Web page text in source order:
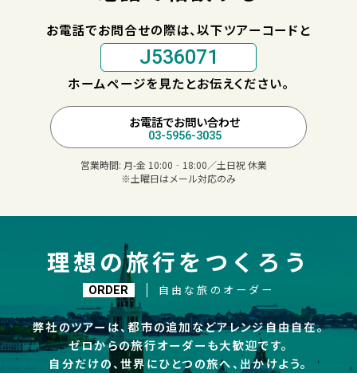
お電話でお問合せの際は、以下ツアーコードと
J536071
ホームページを見たとお伝えください。
お電話でお問い合わせ
03-5956-3035
営業時間: 月-金 10:00‐18:00／土日祝 休業
※土曜日はメール対応のみ
理想の旅行をつくろう
ORDER 自由な旅のオーダー
弊社のツアーは、都市の追加などアレンジ自由自在。
ゼロからの旅行オーダーも大歓迎です。
自分だけの、世界にひとつの旅へ、出かけよう。